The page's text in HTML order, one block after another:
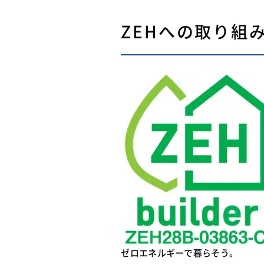
ZEHへの取り組
ゼロエネルギーで暮らそう。